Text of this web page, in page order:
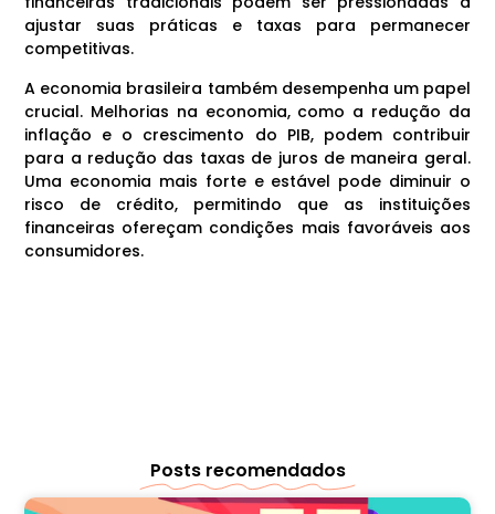
ajustar suas práticas e taxas para permanecer
competitivas.
A economia brasileira também desempenha um papel
crucial. Melhorias na economia, como a redução da
inflação e o crescimento do PIB, podem contribuir
para a redução das taxas de juros de maneira geral.
Uma economia mais forte e estável pode diminuir o
risco de crédito, permitindo que as instituições
financeiras ofereçam condições mais favoráveis aos
consumidores.
Posts recomendados